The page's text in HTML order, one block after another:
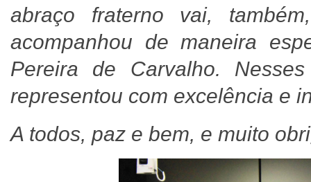
abraço fraterno vai,
acompanhou de maneira
Pereira de Carvalho.
representou com excelência e
A todos, paz e bem, e muito